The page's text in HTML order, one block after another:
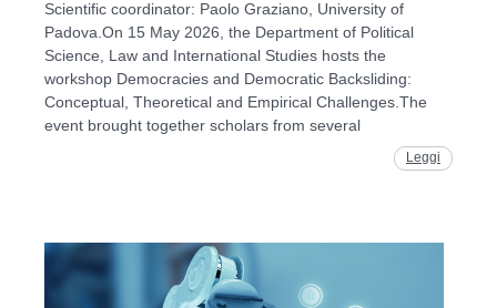
Scientific coordinator: Paolo Graziano, University of
Padova.On 15 May 2026, the Department of Political
Science, Law and International Studies hosts the
workshop Democracies and Democratic Backsliding:
Conceptual, Theoretical and Empirical Challenges.The
event brought together scholars from several
Leggi